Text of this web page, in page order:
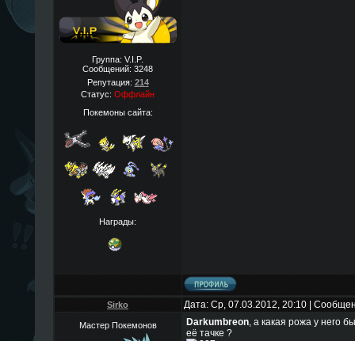
Группа: V.I.P.
Сообщений: 3248
Репутация: 214
Статус: Оффлайн
Покемоны сайта:
Награды:
Sirko Дата: Ср, 07.03.2012, 20:10 |
Мастер Покемонов Darkumbreon, а какая рожа у него
её тачке ?